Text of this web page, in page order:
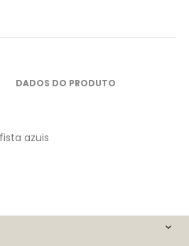
DADOS DO PRODUTO
azuis
